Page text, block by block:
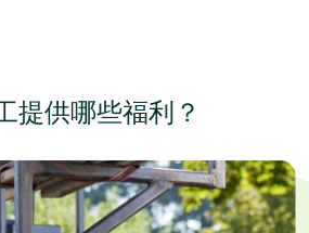
提供哪些福利？